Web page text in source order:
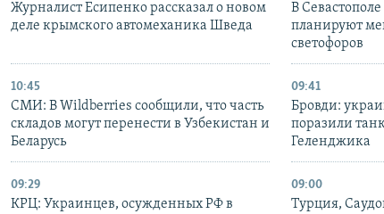
Журналист Есипенко рассказал о новом
деле крымского автомеханика Шведа
В
планируют
светофоров
10:45
СМИ: В Wildberries сообщили, что часть
складов могут перенести в Узбекистан и
Беларусь
09:41
Бровди:
поразили
Геленджика
09:29
КРЦ: Украинцев, осужденных РФ в
09:00
Турция,